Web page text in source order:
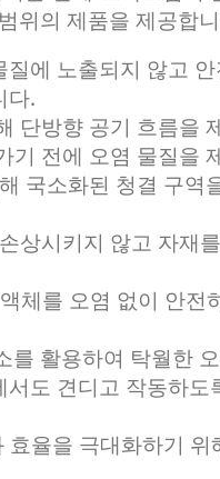
위의 제품을 제공합
질에 노출되지 않고
다.
단방향 공기 흐름을
기 전에 오염 물질을
국소화된 청결 구역
상시키지 않고 자재
체를 오염 없이 안전
를 활용하여 탁월한
서도 견디고 작동하도
효율을 극대화하기 위